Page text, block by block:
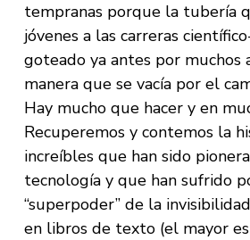
tempranas porque la tubería
jóvenes a las carreras
goteado ya antes por muchos
manera que se vacía por el
Hay mucho que hacer y en
Recuperemos y contemos la
increíbles que han sido
tecnología y que han sufrido
“superpoder” de la
en libros de texto (el mayor